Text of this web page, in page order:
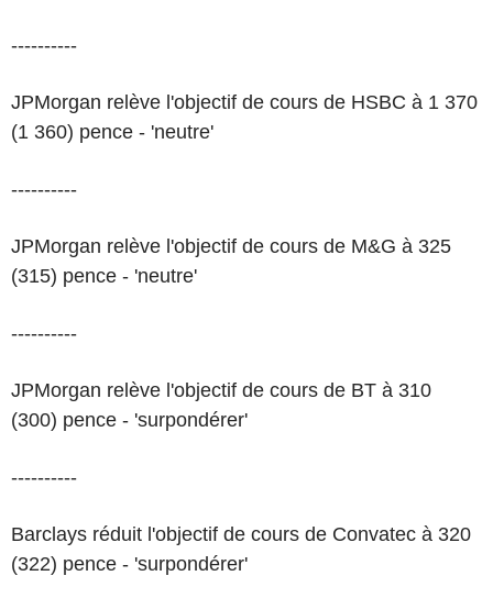
----------
JPMorgan relève l'objectif de cours de HSBC à 1 370
(1 360) pence - 'neutre'
----------
JPMorgan relève l'objectif de cours de M&G à 325
(315) pence - 'neutre'
----------
JPMorgan relève l'objectif de cours de BT à 310
(300) pence - 'surpondérer'
----------
Barclays réduit l'objectif de cours de Convatec à 320
(322) pence - 'surpondérer'